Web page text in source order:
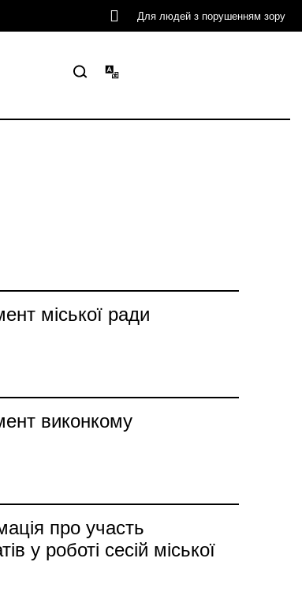
Для людей з порушенням зору
міської ради
виконкому
про участь
у роботі сесій міської